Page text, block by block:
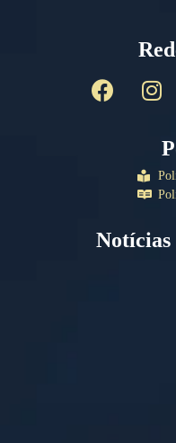
Notícias